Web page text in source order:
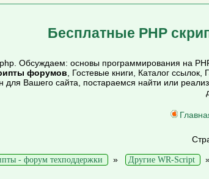
Бесплатные PHP
Обсуждаем: основы программирования на
форумов , Гостевые книги, Каталог ссылок,
для Вашего сайта, постараемся найти или
- форум техподдержки » Другие WR-Script